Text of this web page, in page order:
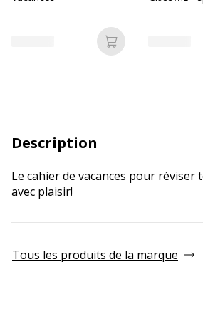
Ajouter au panier
Description
Le cahier de vacances pour
avec plaisir!
Tous les produits de la marque